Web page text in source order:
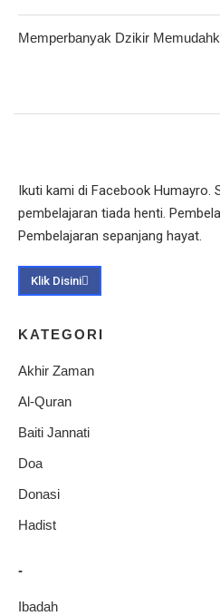
Memperbanyak Dzikir
Ikuti kami di Facebook Humayro.
pembelajaran tiada henti.
Pembelajaran sepanjang hayat.
Klik Disini
KATEGORI
Akhir Zaman
Al-Quran
Baiti Jannati
Doa
Donasi
Hadist
-
Ibadah